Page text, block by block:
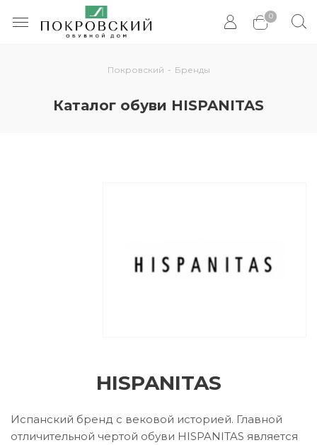
0
Покровский - Бренды
Каталог обуви HISPANITAS
HISPANITAS
Испанский бренд с вековой историей. Главной
отличительной чертой обуви HISPANITAS является